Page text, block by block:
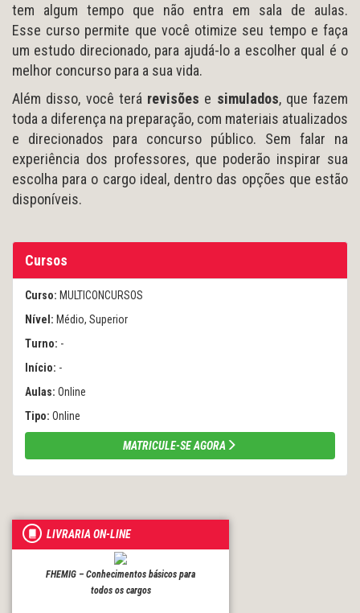
tem algum tempo que não entra em sala de aulas.
Esse curso permite que você otimize seu tempo e faça
um estudo direcionado, para ajudá-lo a escolher qual é o
melhor concurso para a sua vida.
Além disso, você terá revisões e simulados, que fazem
toda a diferença na preparação, com materiais atualizados
e direcionados para concurso público. Sem falar na
experiência dos professores, que poderão inspirar sua
escolha para o cargo ideal, dentro das opções que estão
disponíveis.
Cursos
Curso: MULTICONCURSOS
Nível: Médio, Superior
Turno: -
Início: -
Aulas: Online
Tipo: Online
MATRICULE-SE AGORA
LIVRARIA ON-LINE
FHEMIG – Conhecimentos básicos para
todos os cargos